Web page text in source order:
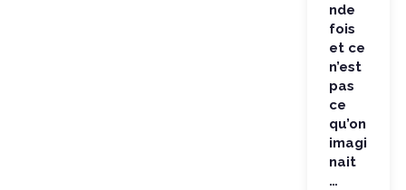
nde
fois
et ce
n’est
pas
ce
qu’on
imagi
nait
…